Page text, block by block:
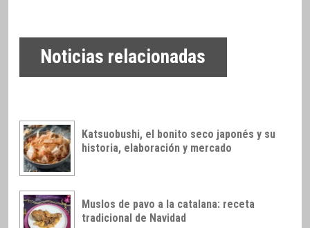
Noticias relacionadas
Katsuobushi, el bonito seco japonés y su
historia, elaboración y mercado
Muslos de pavo a la catalana: receta
tradicional de Navidad